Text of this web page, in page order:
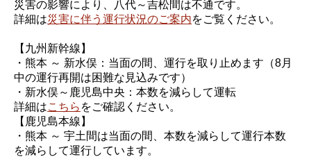
災害の影響により、八代～吉松間は不通です。
詳細は災害に伴う運行状況のご案内をご覧ください。
【九州新幹線】
・熊本 ～ 新水俣：当面の間、運行を取り止めます（8月
中の運行再開は困難な見込みです）
・新水俣～鹿児島中央：本数を減らして運転
詳細はこちら をご確認ください。
【鹿児島本線】
・熊本 ～ 宇土間は当面の間、本数を減らして運行本数
を減らして運行しています。